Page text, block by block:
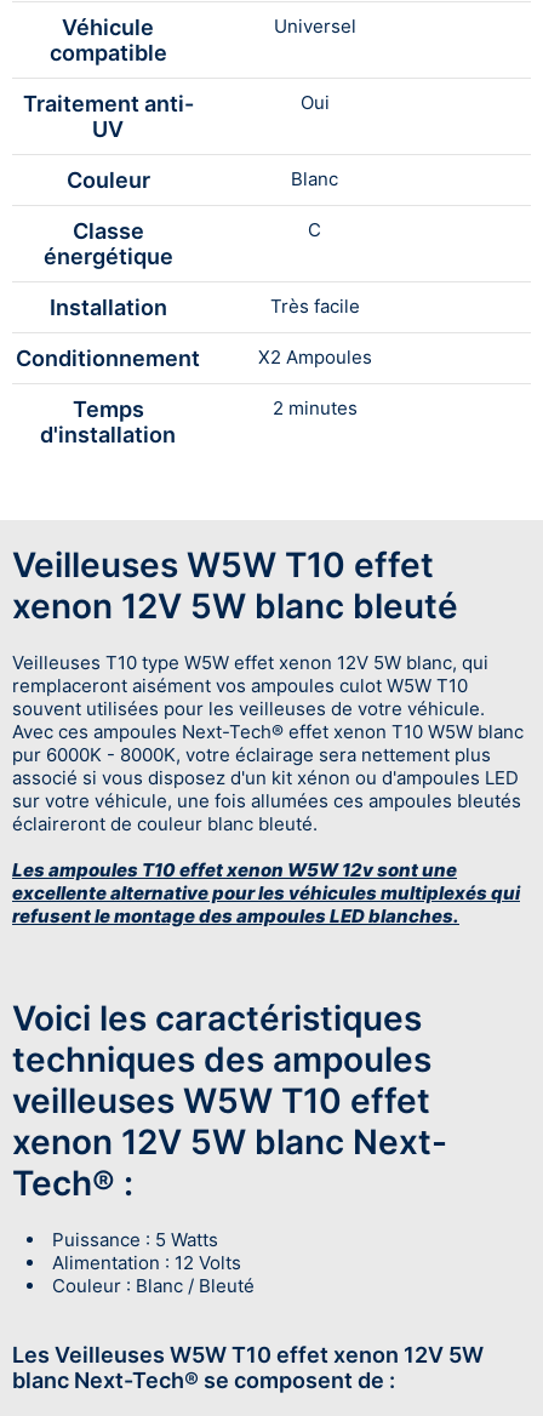
Véhicule
compatible
Universel
Traitement anti-
UV
Oui
Couleur Blanc
Classe
énergétique
C
Installation Très facile
Conditionnement X2 Ampoules
Temps
d'installation
2 minutes
Veilleuses W5W T10 effet
xenon 12V 5W blanc bleuté
Veilleuses T10 type W5W effet xenon 12V 5W blanc, qui
remplaceront aisément vos ampoules culot W5W T10
souvent utilisées pour les veilleuses de votre véhicule.
Avec ces ampoules Next-Tech® effet xenon T10 W5W blanc
pur 6000K - 8000K, votre éclairage sera nettement plus
associé si vous disposez d'un kit xénon ou d'ampoules LED
sur votre véhicule, une fois allumées ces ampoules bleutés
éclaireront de couleur blanc bleuté.
Les ampoules T10 effet xenon W5W 12v sont une
excellente alternative pour les véhicules multiplexés qui
refusent le montage des ampoules LED blanches.
Voici les caractéristiques
techniques des ampoules
veilleuses W5W T10 effet
xenon 12V 5W blanc Next-
Tech® :
Puissance : 5 Watts
Alimentation : 12 Volts
Couleur : Blanc / Bleuté
Les Veilleuses W5W T10 effet xenon 12V 5W
blanc Next-Tech® se composent de :